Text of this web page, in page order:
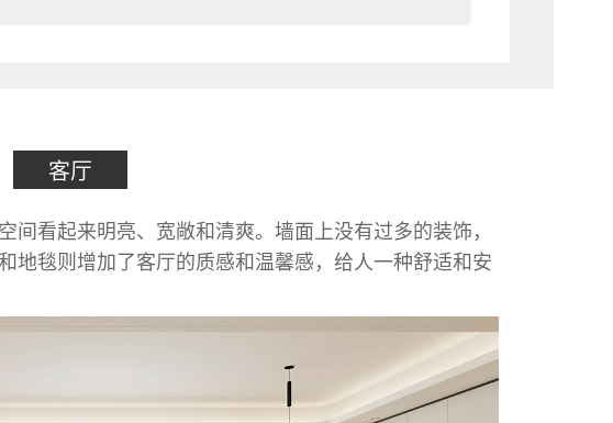
客厅
间看起来明亮、宽敞和清爽。墙面上没有过多的装饰，
地毯则增加了客厅的质感和温馨感，给人一种舒适和安